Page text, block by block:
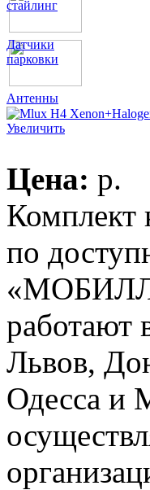
стайлинг
Датчики
парковки
Антенны
Увеличить
Цена: p.
Комплект
по
работают
Львов,
Одесса и